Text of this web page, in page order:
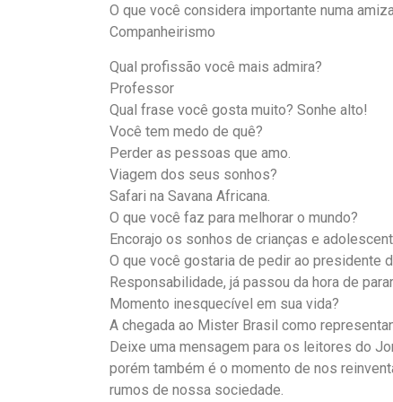
O que você considera importante numa
Companheirismo
Qual profissão você mais admira?
Professor
Qual frase você gosta muito? Sonhe alto!
Você tem medo de quê?
Perder as pessoas que amo.
Viagem dos seus sonhos?
Safari na Savana Africana.
O que você faz para melhorar o mundo?
Encorajo os sonhos de crianças e
O que você gostaria de pedir ao presidente
Responsabilidade, já passou da hora de
Momento inesquecível em sua vida?
A chegada ao Mister Brasil como
Deixe uma mensagem para os leitores do
porém também é o momento de nos
rumos de nossa sociedade.